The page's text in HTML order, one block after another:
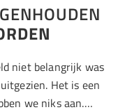
niet belangrijk was
Het is een
we niks aan.…